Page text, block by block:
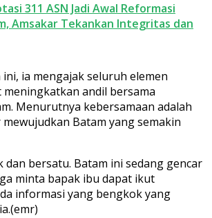
311 ASN Jadi Awal Reformasi
Amsakar Tekankan Integritas dan
ini, ia mengajak seluruh elemen
meningkatkan andil bersama
Menurutnya kebersamaan adalah
Batam yang semakin
dan bersatu. Batam ini sedang gencar
minta bapak ibu dapat ikut
informasi yang bengkok yang